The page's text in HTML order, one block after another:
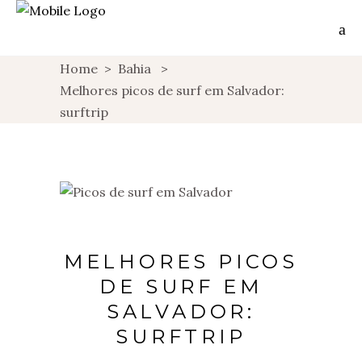
Home > Bahia
>
Melhores picos de surf em Salvador:
surftrip
MELHORES PICOS
DE SURF EM
SALVADOR:
SURFTRIP